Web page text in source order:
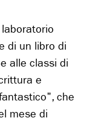
di un libro di
alle classi di
e
che
mese di